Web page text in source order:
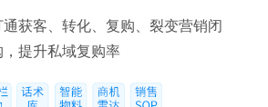
获客、转化、复购、裂变营销闭
提升私域复购率